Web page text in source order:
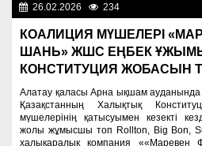
26.02.2026 234
КОАЛИЦИЯ МҮШЕЛЕРІ
ШАНЬ» ЖШС ЕҢБЕК
КОНСТИТУЦИЯ ЖОБАСЫН
Алатау қаласы Арна ықшам ауданында
Қазақстанның Халықтық
мүшелерінің қатысуымен кезекті
жолы жұмысшы топ Rollton, Big Bon,
халықаралық компания ««Маревен